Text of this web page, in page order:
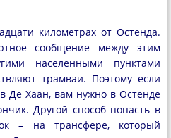
километрах от Остенда.
сообщение между этим
населенными пунктами
трамваи. Поэтому если
Де Хаан, вам нужно в Остенде
Другой способ попасть в
– на трансфере, который